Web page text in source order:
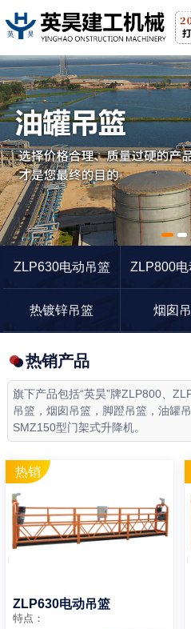
1 2
ZLP630电动吊篮
ZLP800电
热镀锌吊篮 烟囱
热销产品
旗下产品包括“英昊”牌ZLP800、
吊篮，烟囱吊篮，脚蹬吊篮，油罐
SMZ150型门架式升降机。
ZLP630电动吊篮
特点：